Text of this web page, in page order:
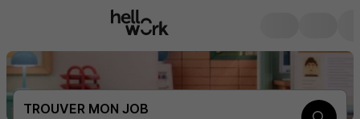
TROUVER MON JOB